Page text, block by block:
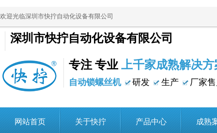
欢迎光临深圳市快拧自动化设备有限公司
深圳市快拧自动化设备有限公司
专注 专业 上千家成熟解决方
自动锁螺丝机 研发 生产 厂家
网站首页 关于快拧 产品中心 成熟